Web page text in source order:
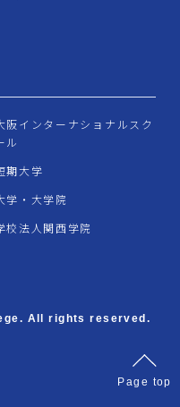
阪インターナショナルスク
ル
期大学
学・大学院
校法人関西学院
All rights reserved.